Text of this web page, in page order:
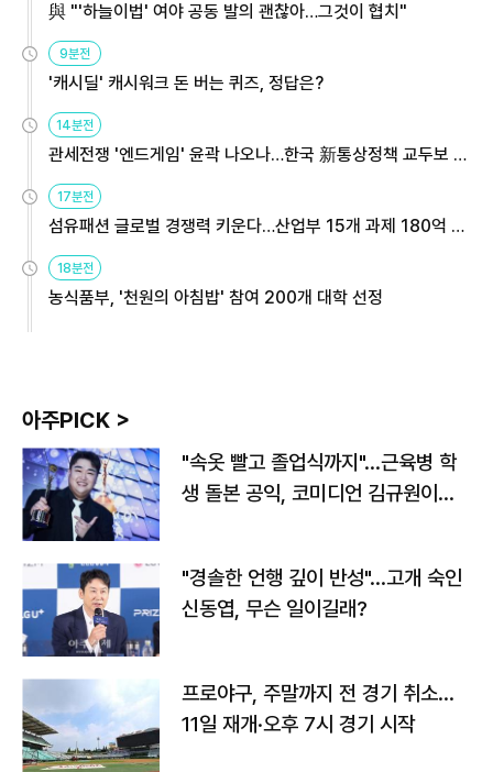
與 "'하늘이법' 여야 공동 발의 괜찮아…그것이 협치"
9분전
'캐시딜' 캐시워크 돈 버는 퀴즈, 정답은?
14분전
관세전쟁 '엔드게임' 윤곽 나오나…한국 新통상정책 교두보 활
용해야
17분전
섬유패션 글로벌 경쟁력 키운다…산업부 15개 과제 180억 지
원
18분전
농식품부, '천원의 아침밥' 참여 200개 대학 선정
아주PICK >
"속옷 빨고 졸업식까지"…근육병 학
생 돌본 공익, 코미디언 김규원이었
"경솔한 언행 깊이 반성"…고개 숙인
신동엽, 무슨 일이길래?
프로야구, 주말까지 전 경기 취소…
11일 재개·오후 7시 경기 시작